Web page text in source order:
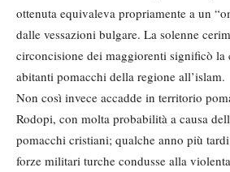
ottenuta equivaleva propriamente a un
dalle vessazioni bulgare. La solenne
circoncisione dei maggiorenti significò
abitanti pomacchi della regione all’islam.
Non così invece accadde in territorio
Rodopi, con molta probabilità a causa
pomacchi cristiani; qualche anno più
forze militari turche condusse alla